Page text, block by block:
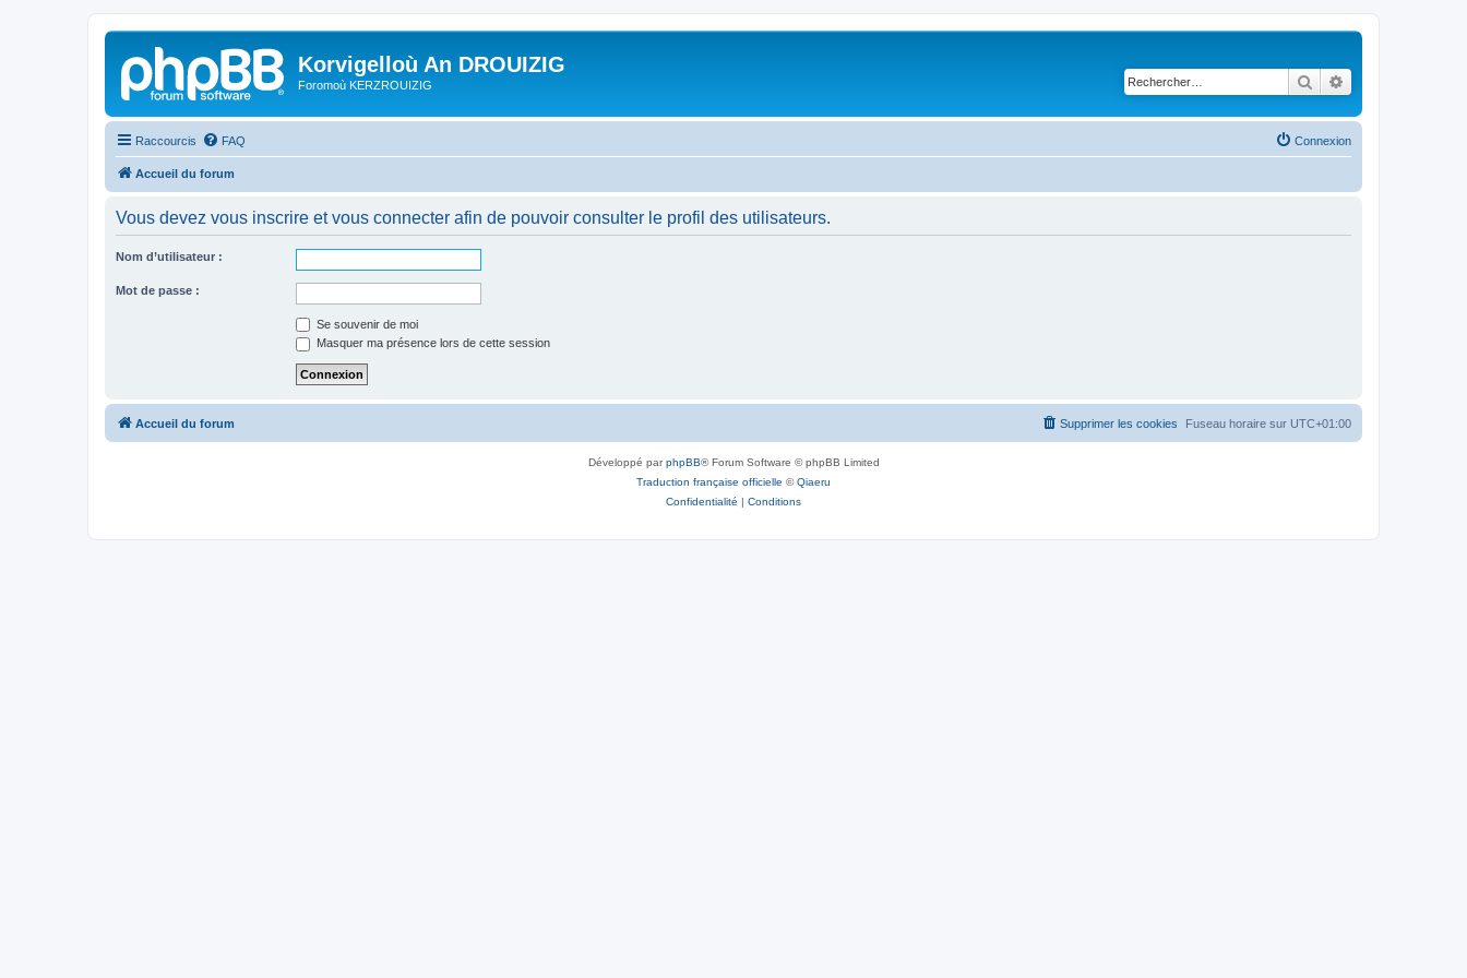
Korvigelloù An DROUIZIG
Foromoù KERZROUIZIG Rechercher
Raccourcis FAQ Connexion
Accueil du forum
Vous devez vous inscrire et vous connecter afin de pouvoir consulter le profil des utilisateurs.
Nom d’utilisateur :
Mot de passe :
Se souvenir de moi
Masquer ma présence lors de cette session
Accueil du forum Fuseau horaire sur UTC+01:00
Supprimer les cookies
Développé parphpBB® Forum Software © phpBB Limited
Traduction française officielle ©Qiaeru
Confidentialité | Conditions